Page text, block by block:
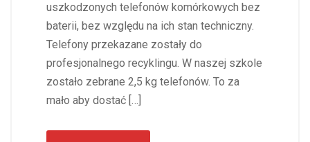
uszkodzonych telefonów komórkowych bez
baterii, bez względu na ich stan techniczny.
Telefony przekazane zostały do
profesjonalnego recyklingu. W naszej szkole
zostało zebrane 2,5 kg telefonów. To za
mało aby dostać […]